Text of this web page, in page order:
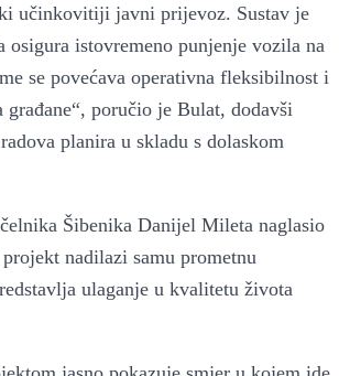
učinkovitiji javni prijevoz. Sustav je
osigura istovremeno punjenje vozila na
se povećava operativna fleksibilnost i
građane“, poručio je Bulat, dodavši
planira u skladu s dolaskom
Šibenika Danijel Mileta naglasio
nadilazi samu prometnu
ulaganje u kvalitetu života